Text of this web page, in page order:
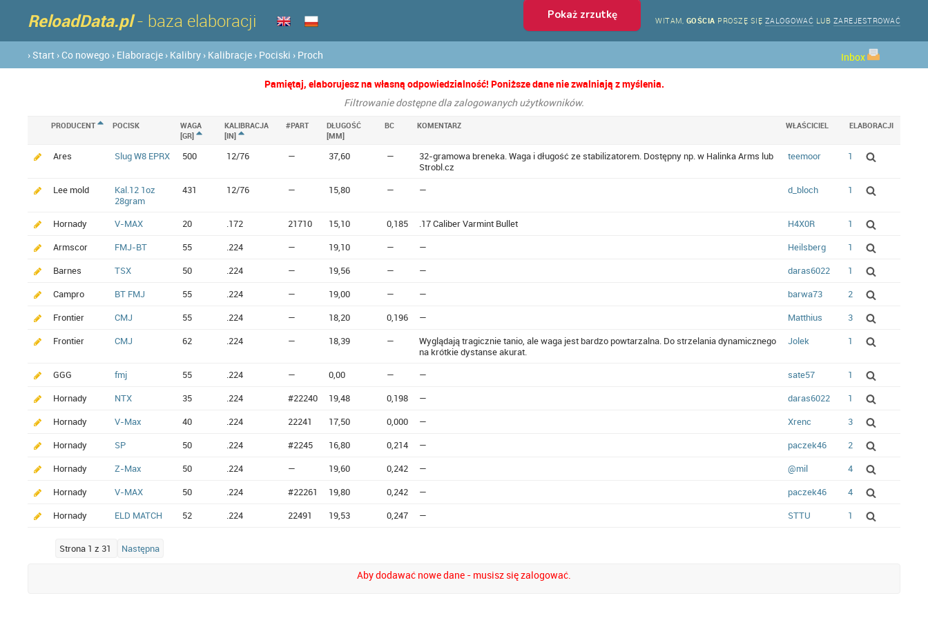
ReloadData.pl- baza elaboracji WITAM, GOŚCIA PROSZĘ SIĘ ZALOGOWAĆ LUB ZAREJESTROWAĆ
› Start › Co nowego › Elaboracje › Kalibry › Kalibracje › Pociski › Proch Inbox
Pamiętaj, elaborujesz na własną odpowiedzialność! Poniższe dane nie zwalniają z myślenia.
Filtrowanie dostępne dla zalogowanych użytkowników.
PRODUCENT POCISK
WAGA
[GR]
KALIBRACJA
[IN]
#PART
DŁUGOŚĆ
[MM]
BC KOMENTARZ WŁAŚCICIEL ELABORACJI
Ares Slug W8 EPRX 500 12/76 — 37,60 —
32-gramowa breneka. Waga i długość ze stabilizatorem. Dostępny np. w Halinka Arms lub
Strobl.cz
teemoor 1
Lee mold
Kal.12 1oz
28gram
431 12/76 — 15,80 — — d_bloch 1
Hornady V-MAX 20 .172 21710 15,10 0,185 .17 Caliber Varmint Bullet H4X0R
1
Armscor
FMJ-BT 55 .224 — 19,10 — — Heilsberg
1
Barnes
TSX 50 .224 — 19,56 — — daras6022
1
Campro
BT FMJ 55 .224 — 19,00 — — barwa73
2
Frontier
CMJ 55 .224 — 18,20 0,196 — Matthius
3
Frontier
CMJ 62 .224 — 18,39 —
Wyglądają tragicznie tanio, ale waga jest bardzo powtarzalna. Do strzelania dynamicznego
na krótkie dystanse akurat.
Jolek 1
GGG fmj 55 .224 — 0,00 — — sate57
1
Hornady
NTX 35 .224 #22240 19,48 0,198 — daras6022
1
Hornady
V-Max 40 .224 22241 17,50 0,000 — Xrenc
3
Hornady
SP 50 .224 #2245 16,80 0,214 — paczek46
2
Hornady
Z-Max 50 .224 — 19,60 0,242 — @mil
4
Hornady
V-MAX 50 .224 #22261 19,80 0,242 — paczek46
4
Hornady
ELD MATCH 52 .224 22491 19,53 0,247 — STTU 1
Strona 1 z 31 Następna
Aby dodawać nowe dane - musisz się zalogować.